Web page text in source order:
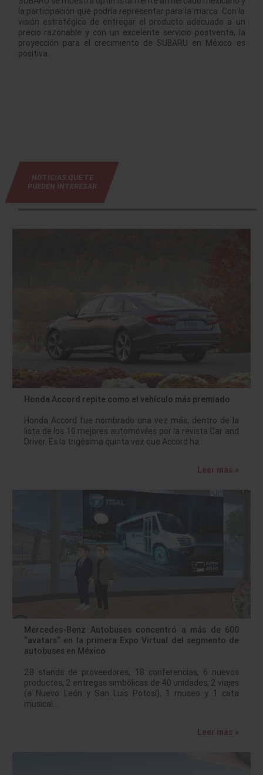
la participación que podría representar para la marca. Con la
visión estratégica de entregar el producto adecuado a un
precio razonable y con un excelente servicio postventa, la
proyección para el crecimiento de SUBARU en México es
positiva.
NOTICIAS QUE TE
PUEDEN INTERESAR
Honda Accord repite como el vehículo más premiado
Honda Accord fue nombrado una vez más, dentro de la
lista de los 10 mejores automóviles por la revista Car and
Driver. Es la trigésima quinta vez que Accord ha…
Leer más »
Mercedes-Benz Autobuses concentró a más de 600
“avatars” en la primera Expo Virtual del segmento de
autobuses en México
28 stands de proveedores, 18 conferencias, 6 nuevos
productos, 2 entregas simbólicas de 40 unidades, 2 viajes
(a Nuevo León y San Luis Potosí), 1 museo y 1 cata
musical…
Leer más »